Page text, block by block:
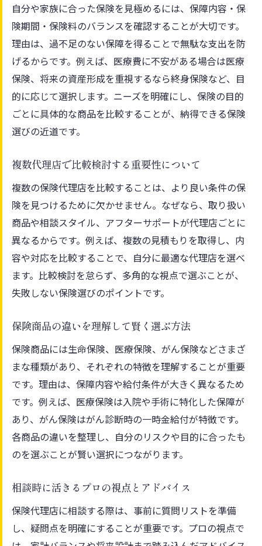
自分や家族に合った保険を見極めるには、保障内容・保
険期間・保険料のバランスを確認することが大切です。
理由は、過不足のない保障を得ることで無駄な支出を防
げるからです。例えば、医療費に不安がある場合は医療
保険、将来の資産形成を重視するなら終身保険など、目
的に応じて選択します。ニーズを明確にし、保険の目的
ごとに具体的な商品を比較することが、納得できる保険
選びの近道です。
複数代理店で比較検討する重要性について
複数の保険代理店を比較することは、より良い条件の保
険を見つけるために欠かせません。なぜなら、取り扱い
商品や相談スタイル、アフターサポートが代理店ごとに
異なるからです。例えば、複数の見積もりを取得し、内
容や対応を比較することで、自分に最適な代理店を選べ
ます。比較検討を怠らず、多角的な視点で選ぶことが、
失敗しない保険選びのポイントです。
保険商品の違いを理解して賢く選ぶ方法
保険商品には生命保険、医療保険、がん保険などさまざ
まな種類があり、それぞれの特徴を理解することが重要
です。理由は、保障内容や給付条件が大きく異なるため
です。例えば、医療保険は入院や手術に特化した保障が
あり、がん保険はがん診断時の一時金給付が特徴です。
各商品の違いを整理し、自分のリスクや目的に合ったも
のを選ぶことが賢い選択につながります。
相談時に活きるプロの視点とアドバイス
保険代理店に相談する際は、事前に質問リストを準備
し、疑問点を明確にすることが重要です。プロの視点で